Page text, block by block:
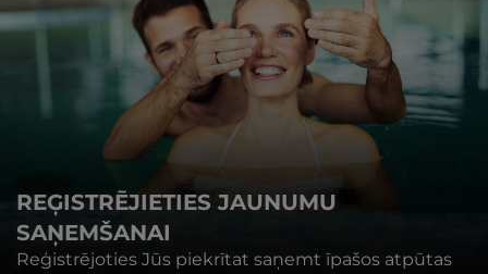
REĢISTRĒJIETIES JAUNUMU
SAŅEMŠANAI
Reģistrējoties Jūs piekrītat saņemt īpašos atpūtas